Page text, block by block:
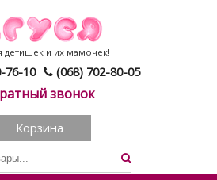
76-10 (068) 702-80-05
звонок
детишек и их мамочек!
Корзина